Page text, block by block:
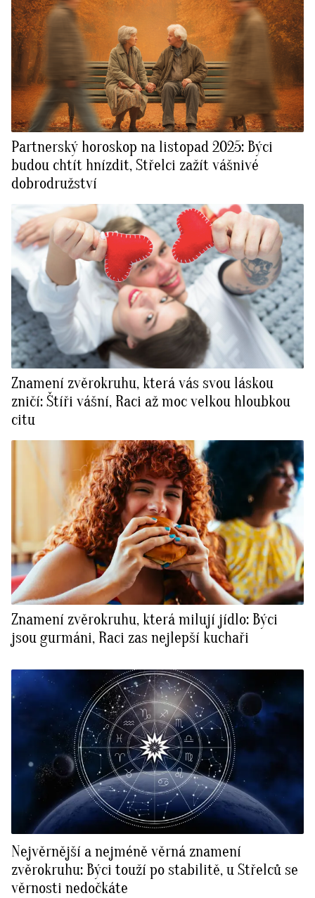
Partnerský horoskop na listopad 2025: Býci
budou chtít hnízdit, Střelci zažít vášnivé
dobrodružství
Znamení zvěrokruhu, která vás svou láskou
zničí: Štíři vášní, Raci až moc velkou hloubkou
citu
Znamení zvěrokruhu, která milují jídlo: Býci
jsou gurmáni, Raci zas nejlepší kuchaři
Nejvěrnější a nejméně věrná znamení
zvěrokruhu: Býci touží po stabilitě, u Střelců se
věrnosti nedočkáte